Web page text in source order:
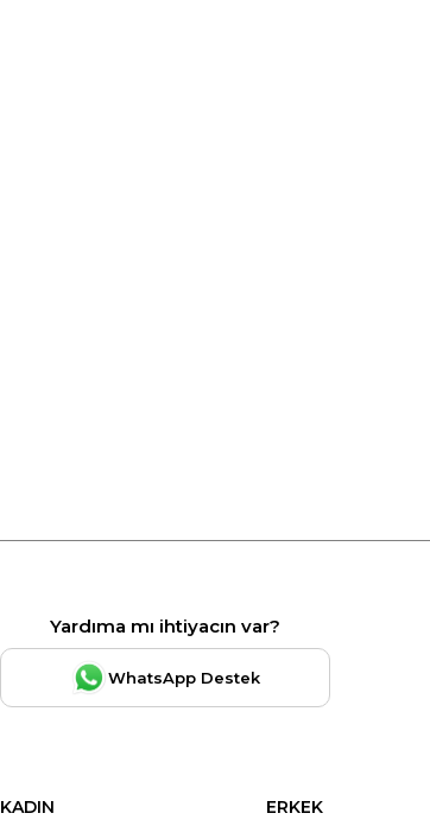
Yardıma mı ihtiyacın var?
WhatsApp Destek
KADIN
ERKEK